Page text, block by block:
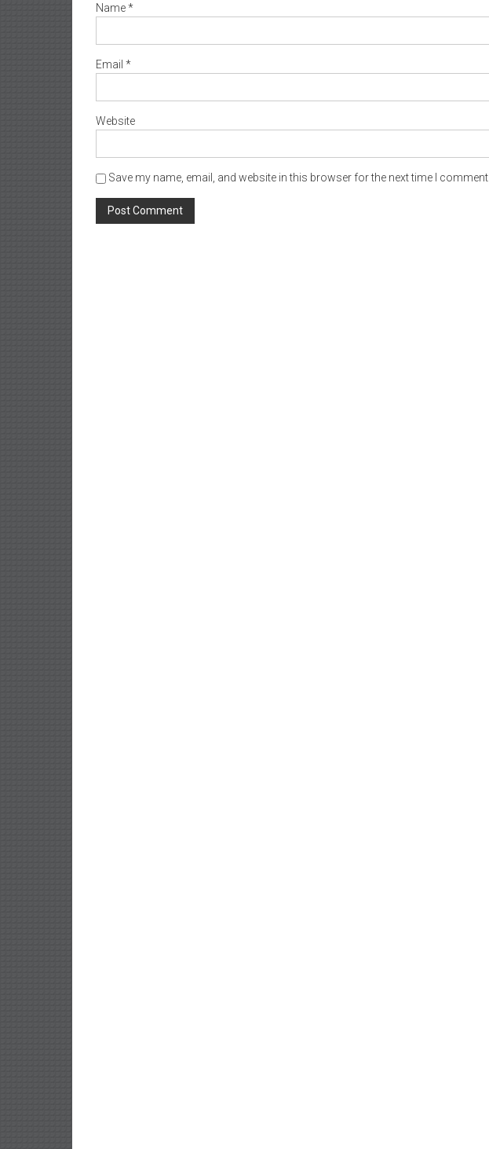
Name*
Email *
Website
Save my name, email, and website in this browser for the next time I comment.